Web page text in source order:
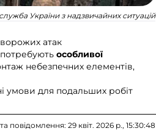
України з надзвичайних ситуацій
атак
потребуютьособливої
небезпечних елементів,
умови для подальших робіт
повідомлення: 29 квіт. 2026 р., 15:30:48